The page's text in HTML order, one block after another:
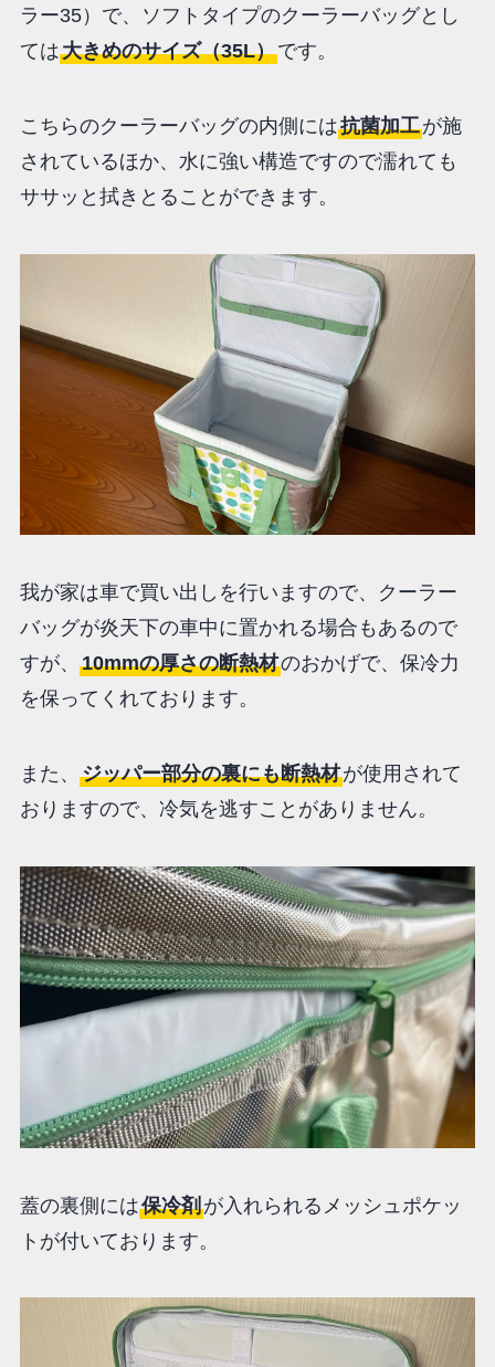
ラー35）で、ソフトタイプのクーラーバッグとし
ては大きめのサイズ（35L）です。
こちらのクーラーバッグの内側には抗菌加工が施
されているほか、水に強い構造ですので濡れても
ササッと拭きとることができます。
我が家は車で買い出しを行いますので、クーラー
バッグが炎天下の車中に置かれる場合もあるので
すが、 10mmの厚さの断熱材のおかげで、保冷力
を保ってくれております。
また、 ジッパー部分の裏にも断熱材が使用されて
おりますので、冷気を逃すことがありません。
蓋の裏側には保冷剤が入れられるメッシュポケッ
トが付いております。